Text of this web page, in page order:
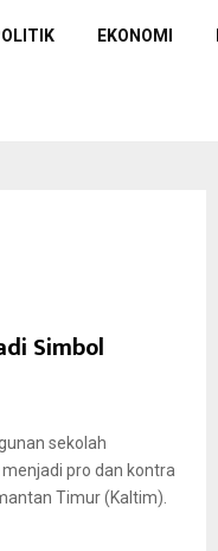
EKONOMI
Simbol
sekolah
pro dan kontra
Timur (Kaltim).